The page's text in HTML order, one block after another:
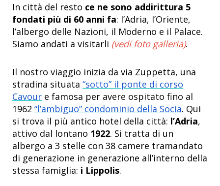
In città del resto ce ne sono addirittura 5
fondati più di 60 anni fa: l’Adria, l’Oriente,
l’albergo delle Nazioni, il Moderno e il Palace.
Siamo andati a visitarli (vedi foto galleria).
Il nostro viaggio inizia da via Zuppetta, una
stradina situata “sotto” il ponte di corso
Cavour e famosa per avere ospitato fino al
1962 “l’ambiguo” condominio della Socia. Qui
si trova il più antico hotel della città: l’Adria,
attivo dal lontano 1922. Si tratta di un
albergo a 3 stelle con 38 camere tramandato
di generazione in generazione all’interno della
stessa famiglia: i Lippolis.